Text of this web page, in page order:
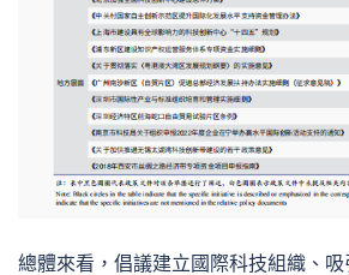
總體來看，倡議建立國際科技組織、